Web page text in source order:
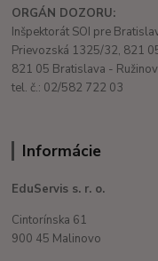
ORGÁN DOZORU:
Inšpektorát SOI pre
Prievozská 1325/32, 821
821 05 Bratislava - Ružinov
tel. č.: 02/582 722 03
Informácie
EduServis s. r. o.
Cintorínska 61
900 45 Malinovo